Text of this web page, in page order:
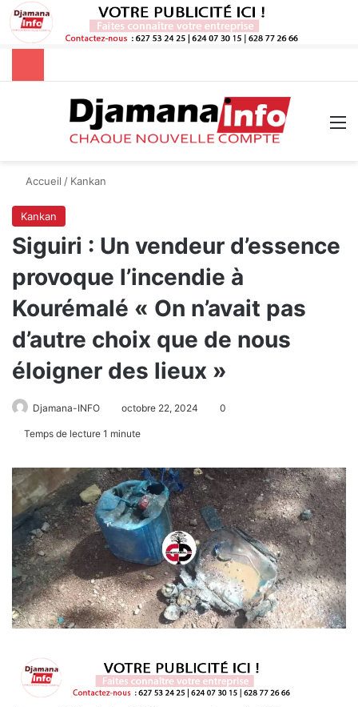
Rechercher
Accueil / Kankan
Kankan
Siguiri : Un vendeur d’essence
provoque l’incendie à
Kourémalé « On n’avait pas
d’autre choix que de nous
éloigner des lieux »
Djamana-INFO octobre 22, 2024 0
Temps de lecture 1 minute